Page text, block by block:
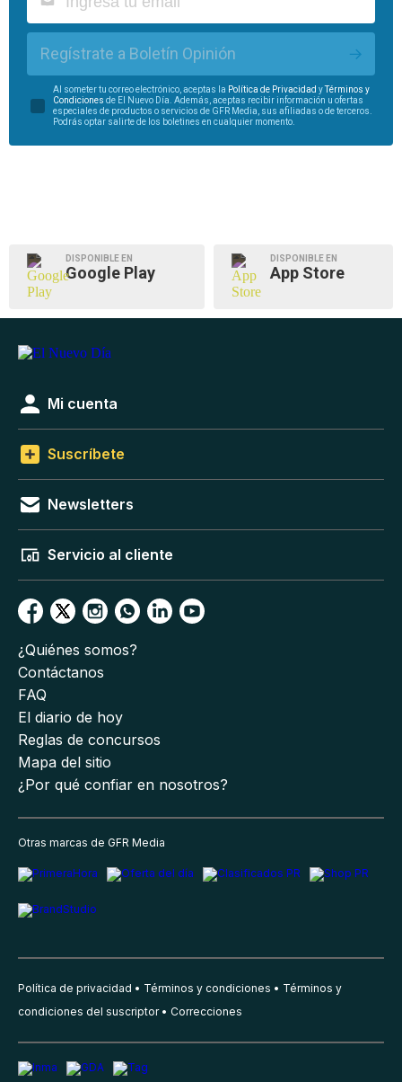
Regístrate a Boletín Opinión
Al someter tu correo electrónico, aceptas la Política de Privacidad y
Términos y
Condiciones de El Nuevo Día. Además, aceptas recibir información u ofertas
especiales de productos o servicios de GFR Media, sus afiliadas o de terceros.
Podrás optar salirte de los boletines en cualquier momento.
DISPONIBLE EN
Google Play
DISPONIBLE EN
App Store
Mi cuenta
Suscríbete
Newsletters
Servicio al cliente
¿Quiénes somos?
Contáctanos
FAQ
El diario de hoy
Reglas de concursos
Mapa del sitio
¿Por qué confiar en nosotros?
Otras marcas de GFR Media
Política de privacidad Términos y condiciones
Términos y
condiciones del suscriptor
Correcciones